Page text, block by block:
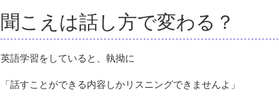
聞こえは話し方で変わる？
英語学習をしていると、執拗に
「話すことができる内容しかリスニングできませんよ」